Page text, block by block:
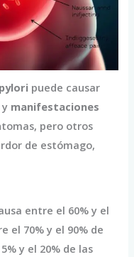
puede causar
y manifestaciones
pero otros
de estómago,
entre el 60% y el
el 70% y el 90% de
y el 20% de las